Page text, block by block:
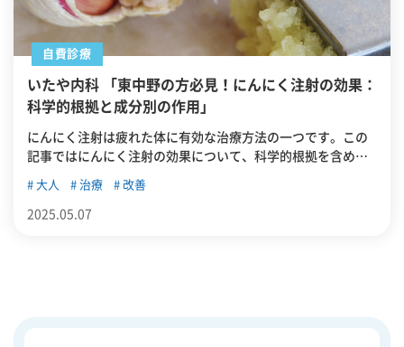
自費診療
いたや内科 「東中野の方必見！にんにく注射の効果：
科学的根拠と成分別の作用」
にんにく注射は疲れた体に有効な治療方法の一つです。この
記事ではにんにく注射の効果について、科学的根拠を含め詳
大人 治療 改善
2025.05.07